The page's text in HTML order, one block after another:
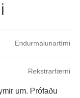
Endurmálunartími
Rekstrarfærni
um. Prófaðu